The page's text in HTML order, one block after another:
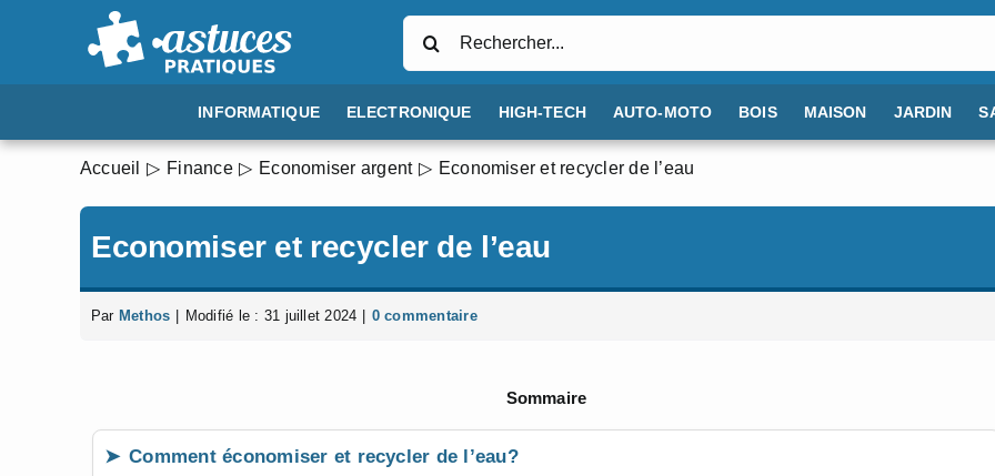
INFORMATIQUE ELECTRONIQUE HIGH-TECH AUTO-MOTO BOIS MAISON JARDIN
Accueil Finance Economiser argent Economiser et recycler de l’eau
Economiser et recycler de l’eau
Par Methos Modifié le : 31 juillet 2024 0 commentaire
Sommaire
Comment économiser et recycler de l’eau?